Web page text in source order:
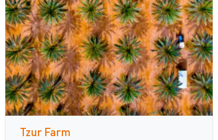
Tzur Farm